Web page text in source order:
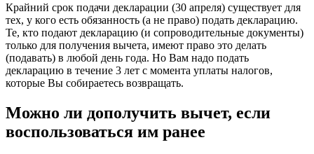
Крайний срок подачи декларации (30 апреля) существует для
тех, у кого есть обязанность (а не право) подать декларацию.
Те, кто подают декларацию (и сопроводительные документы)
только для получения вычета, имеют право это делать
(подавать) в любой день года. Но Вам надо подать
декларацию в течение 3 лет с момента уплаты налогов,
которые Вы собираетесь возвращать.
Можно ли дополучить вычет, если
воспользоваться им ранее